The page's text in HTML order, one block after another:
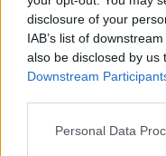
disclosure of your
IAB’s list of
also be disclosed by us
Downstream
Please note that this
Personal Data
archive.randi.org/
kinesio-taping-the-
skeptoid.com/blog/
evidence/